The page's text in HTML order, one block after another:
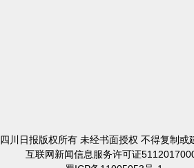
四川日报版权所有 未经书面授权 不得复制或
互联网新闻信息服务许可证